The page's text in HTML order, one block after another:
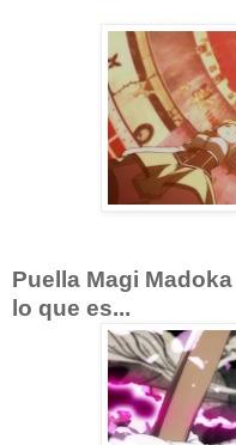
Puella Magi
lo que es...